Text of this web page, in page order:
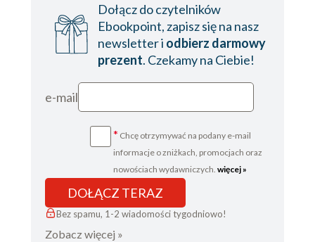
Dołącz do czytelników
Ebookpoint, zapisz się na nasz
newsletter i odbierz darmowy
prezent. Czekamy na Ciebie!
e-mail
* Chcę otrzymywać na podany e-mail
informacje o zniżkach, promocjach oraz
nowościach wydawniczych. więcej »
DOŁĄCZ TERAZ
Bez spamu, 1-2 wiadomości tygodniowo!
Zobacz więcej »